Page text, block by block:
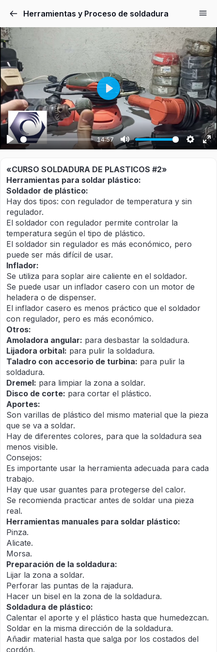
Herramientas y Proceso de soldadura
Play
14:57
Mute
Play
«CURSO SOLDADURA DE PLASTICOS #2»
Herramientas para soldar plástico:
Soldador de plástico:
Hay dos tipos: con regulador de temperatura y sin
regulador.
El soldador con regulador permite controlar la
temperatura según el tipo de plástico.
El soldador sin regulador es más económico, pero
puede ser más difícil de usar.
Inflador:
Se utiliza para soplar aire caliente en el soldador.
Se puede usar un inflador casero con un motor de
heladera o de dispenser.
El inflador casero es menos práctico que el soldador
con regulador, pero es más económico.
Otros:
Amoladora angular: para desbastar la soldadura.
Lijadora orbital: para pulir la soldadura.
Taladro con accesorio de turbina: para pulir la
soldadura.
Dremel: para limpiar la zona a soldar.
Disco de corte: para cortar el plástico.
Aportes:
Son varillas de plástico del mismo material que la pieza
que se va a soldar.
Hay de diferentes colores, para que la soldadura sea
menos visible.
Consejos:
Es importante usar la herramienta adecuada para cada
trabajo.
Hay que usar guantes para protegerse del calor.
Se recomienda practicar antes de soldar una pieza
real.
Herramientas manuales para soldar plástico:
Pinza.
Alicate.
Morsa.
Preparación de la soldadura:
Lijar la zona a soldar.
Perforar las puntas de la rajadura.
Hacer un bisel en la zona de la soldadura.
Soldadura de plástico:
Calentar el aporte y el plástico hasta que humedezcan.
Soldar en la misma dirección de la soldadura.
Añadir material hasta que salga por los costados del
cordón.